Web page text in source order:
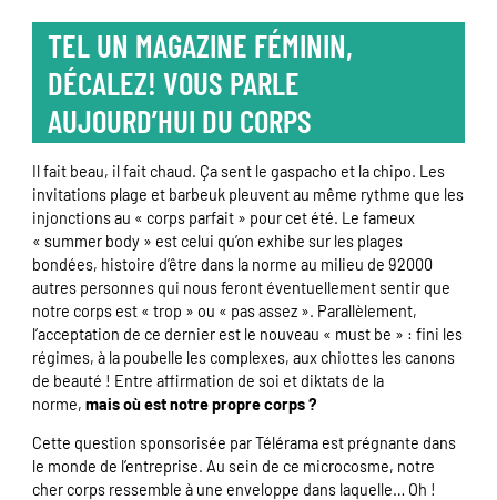
TEL UN MAGAZINE FÉMININ,
DÉCALEZ! VOUS PARLE
AUJOURD’HUI DU CORPS
Il fait beau, il fait chaud. Ça sent le gaspacho et la chipo. Les
invitations plage et barbeuk pleuvent au même rythme que les
injonctions au « corps parfait » pour cet été. Le fameux
« summer body » est celui qu’on exhibe sur les plages
bondées, histoire d’être dans la norme au milieu de 92000
autres personnes qui nous feront éventuellement sentir que
notre corps est « trop » ou « pas assez ». Parallèlement,
l’acceptation de ce dernier est le nouveau « must be » : fini les
régimes, à la poubelle les complexes, aux chiottes les canons
de beauté ! Entre affirmation de soi et diktats de la
norme, mais où est notre propre corps ?
Cette question sponsorisée par Télérama est prégnante dans
le monde de l’entreprise. Au sein de ce microcosme, notre
cher corps ressemble à une enveloppe dans laquelle… Oh !